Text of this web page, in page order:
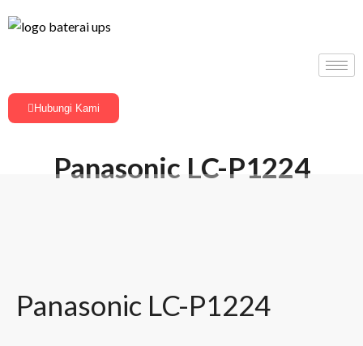
Hubungi Kami
Panasonic LC-P1224
Panasonic LC-P1224